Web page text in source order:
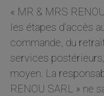
« MR & MRS
les étapes d’accès
commande, du
services
moyen. La
RENOU SARL » ne